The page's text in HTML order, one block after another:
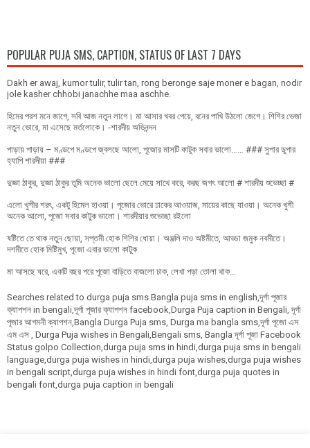
POPULAR PUJA SMS, CAPTION, STATUS OF LAST 7 DAYS
Dakh er awaj, kumor tulir, tulir tan, rong beronge saje moner e bagan, nodir
jole kasher chhobi janachhe maa aschhe.
হিমের পরশ মনে জাগে, সবি আজ নতুন লাগে। মা আসার খবর পেয়ে, বনের পাখি উঠলো জেগে। শিশির ভেজা
নতুন ভোরে, মা এসেছে মর্তলোকে। -শারদীয় অভিনন্দন
পাড়ায় পাড়ায় – মণ্ডপে মণ্ডপে জ্বলছে আলো, পূজোর মাসটি কাটুক সবার ভালো…… ### সুপার ডুপার
হ্যাপি শারদীয়া ###
দুজ্ঞা ঠাকুর, দুজ্ঞা ঠাকুর তুমি অনেক ভালো ছেলে মেয়ে সাথে করে, করছ জগৎ আলো # শারদীয় শুভেচ্ছা #
এলো খুশীর শরৎ, একটু হিমেল হাওয়া। পূজোর ভোরে ঢাকের আওয়াজ, মায়ের কাছে যাওয়া। অনেক খুশী
অনেক আলো, পূজো সবার কাটুক ভালো। শারদীয়ার শুভেচ্ছা রইলো
ষষ্টিতে তে থাক নতুন ছোয়া, সপ্তমী হোক শিশির ধোয়া। অঞ্জলি দাও অষ্টমীতে, আড্ডা জমুক নবমীতে।
দশমীতে হোক মিষ্টিমুখ, পূজো এবার ভালো কাটুক
মা আসছে ঘরে, একটি বছর পরে পূজো বাড়িতে বাজলো ঢাক, লেখা পড়া তোলা থাক…
Searches related to durga puja sms Bangla puja sms in english,দূর্গা পূজার
ক্যাপশন in bengali,দূর্গা পূজার ক্যাপশন facebook,Durga Puja caption in Bengali, দূর্গা
পূজার আগমনী ক্যাপশন,Bangla Durga Puja sms, Durga ma bangla sms,দূর্গা পূজো এস
এম এস , Durga Puja wishes in Bengali,Bengali sms, Bangla দূর্গা পূজা Facebook
Status golpo Collection,durga puja sms in hindi,durga puja sms in bengali
language,durga puja wishes in hindi,durga puja wishes,durga puja wishes
in bengali script,durga puja wishes in hindi font,durga puja quotes in
bengali font,durga puja caption in bengali